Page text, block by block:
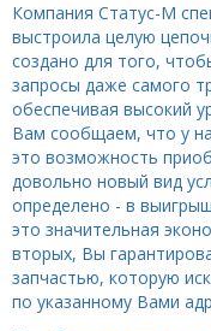
Компания Статус-М
выстроила целую
создано для того,
запросы даже самого
обеспечивая высокий
Вам сообщаем, что у
это возможность
довольно новый вид
определено - в
это значительная
вторых, Вы
запчастью, которую
по указанному Вами